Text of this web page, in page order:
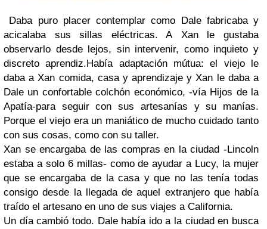
Daba puro placer contemplar como Dalefabricaba y
acicalaba sus sillas eléctricas. A Xanle gustaba
observarlo desde lejos, sin intervenir, como inquieto y
discreto aprendiz.Había adaptación mútua: el viejo le
daba aXan comida, casa y aprendizaje yXan le daba a
Dale un confortable colchón económico, -vía Hijos de la
Apatía-para seguir con sus artesanías y su manías.
Porque el viejo era un maniático de mucho cuidado tanto
con sus cosas, como con su taller.
Xan se encargaba de las compras en la ciudad -Lincoln
estaba a solo 6 millas- como de ayudar a Lucy, la mujer
que se encargaba de la casa y que no las tenía todas
consigo desde la llegada de aquel extranjero que había
traído el artesano en uno de sus viajes a California.
Un día cambió todo. Dalehabía ido a la ciudad en busca